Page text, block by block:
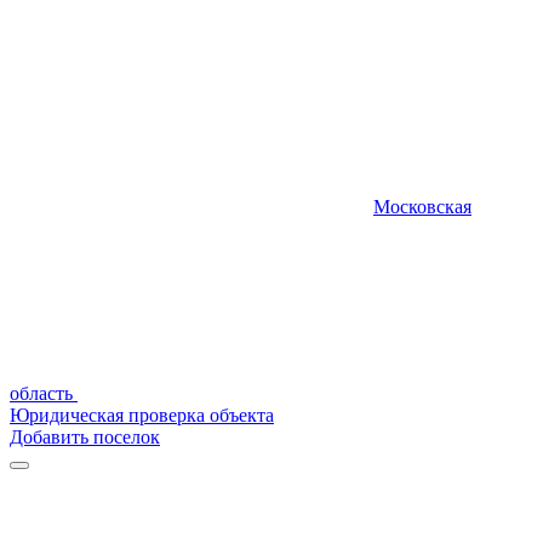
Московская
область
Юридическая проверка объекта
Добавить поселок